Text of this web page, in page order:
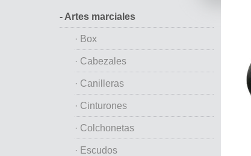
- Artes marciales
· Box
· Cabezales
· Canilleras
· Cinturones
· Colchonetas
· Escudos